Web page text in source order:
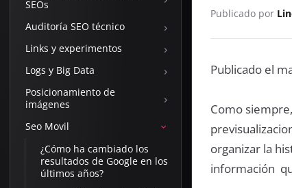
SEOs
Auditoría SEO técnico ›
Links y experimentos ›
Logs y Big Data ›
Posicionamiento de
imágenes
›
Seo Movil ›
¿Cómo ha cambiado los
resultados de Google en los
últimos años?
Publicado por
Publicado el
Como
organizar la
información